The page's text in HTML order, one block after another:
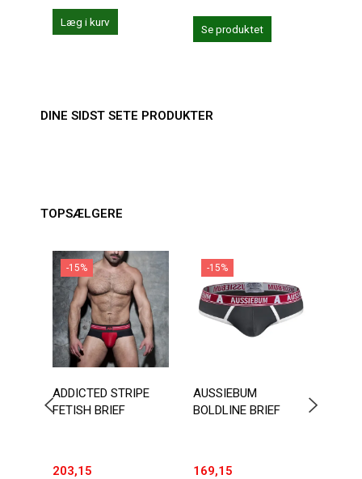
Læg i kurv
Se produktet
DINE SIDST SETE PRODUKTER
TOPSÆLGERE
-15%
ADDICTED STRIPE
FETISH BRIEF
203,15
-15%
AUSSIEBUM
BOLDLINE BRIEF
169,15